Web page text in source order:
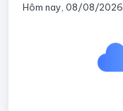
Hôm nay, 08/08/2026